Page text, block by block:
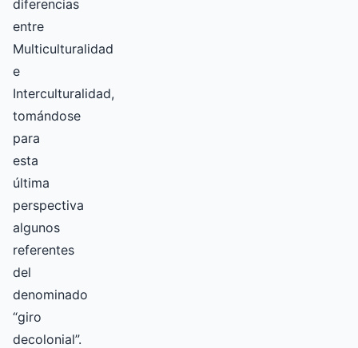
diferencias
entre
Multiculturalidad
e
Interculturalidad,
tomándose
para
esta
última
perspectiva
algunos
referentes
del
denominado
“giro
decolonial”.